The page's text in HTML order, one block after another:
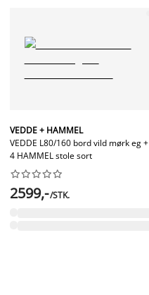
VEDDE + HAMMEL
VEDDE L80/160 bord vild mørk eg +
4 HAMMEL stole sort






2599,-/STK.